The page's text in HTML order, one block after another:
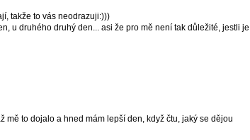
takže to vás neodrazuji:)))
u druhého druhý den... asi že pro mě není tak důležité, jestli je
mě to dojalo a hned mám lepší den, když čtu, jaký se dějou